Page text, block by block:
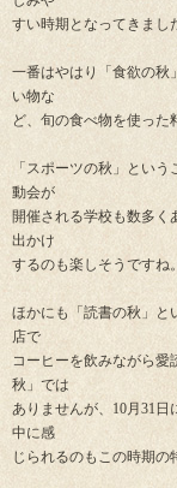
すい時期となってきまし
一番はやはり「食欲の秋
い物な
ど、旬の食べ物を使った
「スポーツの秋」とい
動会が
開催される学校も数多く
出かけ
するのも楽しそうですね。
ほかにも「読書の秋」と
店で
コーヒーを飲みながら愛
秋」では
ありませんが、10月31
中に感
じられるのもこの時期の